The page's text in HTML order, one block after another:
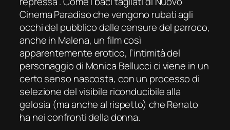
Cinema Paradisoche vengono rubati agli
occhi del pubblico dalle censure del parroco,
anche in Malena, un film così
apparentemente erotico, l’intimità del
personaggio di Monica Bellucci ci viene in un
certo senso nascosta, con un processo di
selezionedel visibile riconducibilealla
gelosia (ma anche al rispetto) che Renato
ha nei confronti della donna.